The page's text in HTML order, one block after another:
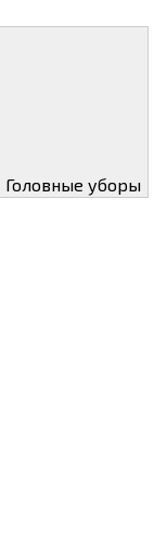
Головные уборы